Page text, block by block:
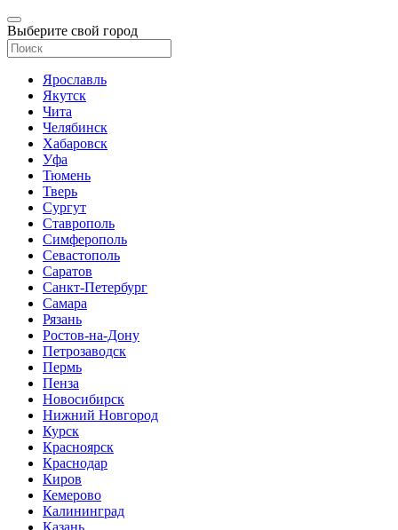
Выберите свой город
Ярославль
Якутск
Чита
Челябинск
Хабаровск
Уфа
Тюмень
Тверь
Сургут
Ставрополь
Симферополь
Севастополь
Саратов
Санкт-Петербург
Самара
Рязань
Ростов-на-Дону
Петрозаводск
Пермь
Пенза
Новосибирск
Нижний Новгород
Курск
Красноярск
Краснодар
Киров
Кемерово
Калининград
Казань